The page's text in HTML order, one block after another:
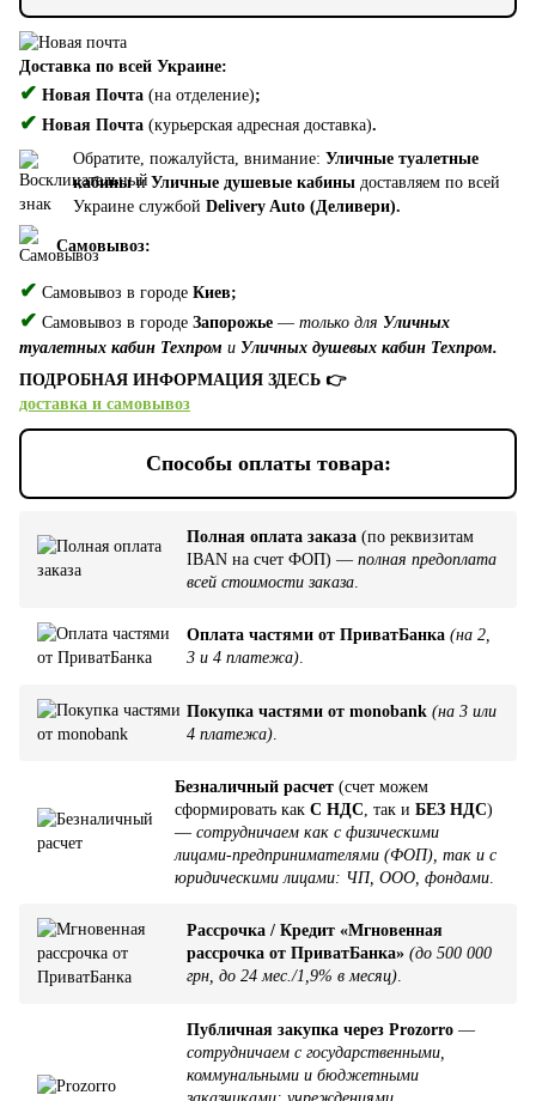
Доставка по всей Украине:
✔ Новая Почта (на отделение);
✔ Новая Почта (курьерская адресная доставка).
Обратите, пожалуйста, внимание: Уличные туалетные
кабиныи Уличные душевые кабины доставляем по всей
Украине службой Delivery Auto (Деливери).
Самовывоз:
✔ Самовывоз в городе Киев;
✔ Самовывоз в городе Запорожье — только для Уличных
туалетных кабин Техпром и Уличных душевых кабин Техпром.
ПОДРОБНАЯ ИНФОРМАЦИЯ ЗДЕСЬ 👉
доставка и самовывоз
Способы оплаты товара:
Полная оплата заказа (по реквизитам
IBAN на счет ФОП) — полная предоплата
всей стоимости заказа
Оплата частями от ПриватБанка (на 2,
3 и 4 платежа)
Покупка частями от monobank (на 3 или
4 платежа)
Безналичный расчет (счет можем
сформировать как С НДС , так и БЕЗ НДС)
— сотрудничаем как с физическими
лицами-предпринимателями (ФОП), так и с
юридическими лицами: ЧП, ООО, фондами
Рассрочка / Кредит «Мгновенная
рассрочка от ПриватБанка» (до 500 000
грн, до 24 мес./1,9% в месяц).
Публичная закупка через Prozorro —
сотрудничаем с государственными,
коммунальными и бюджетными